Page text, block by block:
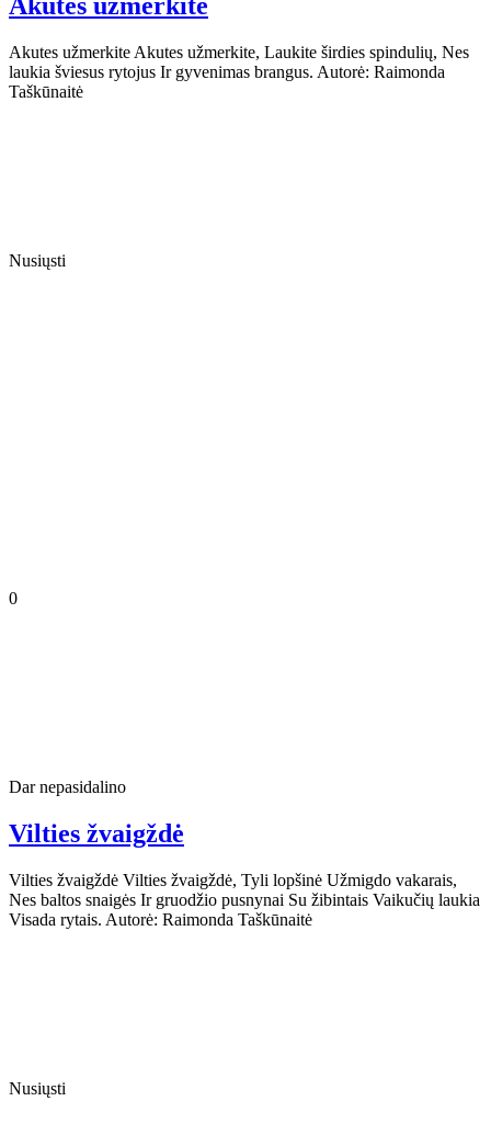
Akutes užmerkite Akutes užmerkite, Laukite širdies spindulių, Nes
laukia šviesus rytojus Ir gyvenimas brangus. Autorė: Raimonda
Taškūnaitė
Nusiųsti
0
Dar nepasidalino
Vilties žvaigždė
Vilties žvaigždė Vilties žvaigždė, Tyli lopšinė Užmigdo vakarais,
Nes baltos snaigės Ir gruodžio pusnynai Su žibintais Vaikučių laukia
Visada rytais. Autorė: Raimonda Taškūnaitė
Nusiųsti